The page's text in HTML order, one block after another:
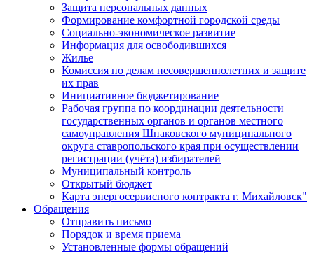
Защита персональных данных
Формирование комфортной городской среды
Социально-экономическое развитие
Информация для освободившихся
Жилье
Комиссия по делам несовершеннолетних и защите
их прав
Инициативное бюджетирование
Рабочая группа по координации деятельности
государственных органов и органов местного
самоуправления Шпаковского муниципального
округа ставропольского края при осуществлении
регистрации (учёта) избирателей
Муниципальный контроль
Открытый бюджет
Карта энергосервисного контракта г. Михайловск"
Обращения
Отправить письмо
Порядок и время приема
Установленные формы обращений